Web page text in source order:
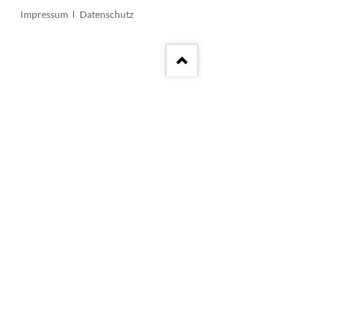
Navigation
Impressum Datenschutz